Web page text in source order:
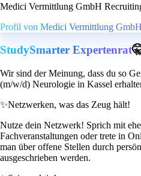
Medici Vermittlung GmbH
Profil von Medici Vermittlung
StudySmarter Expertenrat
Wir sind der Meinung, dass du so
(m/w/d) Neurologie in Kassel
✨Netzwerken, was das Zeug hält!
Nutze dein Netzwerk! Sprich mit
Fachveranstaltungen oder trete in
man über offene Stellen durch
ausgeschrieben werden.